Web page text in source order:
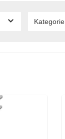
Kategorie